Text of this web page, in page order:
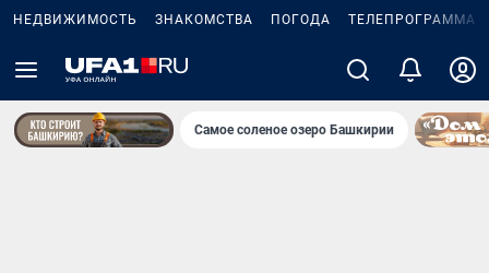
НЕДВИЖИМОСТЬ ЗНАКОМСТВА ПОГОДА ТЕЛЕПРОГРАММА
Самое соленое озеро Башкирии